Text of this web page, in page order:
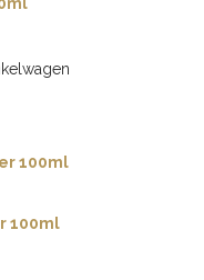
100ml